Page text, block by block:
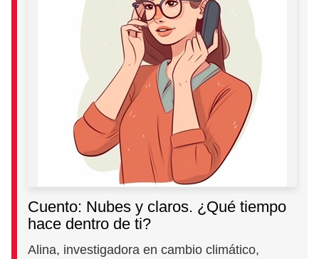
Cuento: Nubes y claros. ¿Qué tiempo
hace dentro de ti?
Alina, investigadora en cambio climático,